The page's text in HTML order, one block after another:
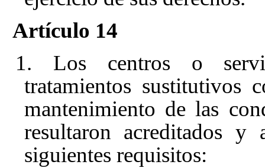
Artículo 14
1. Los centros o
tratamientos sustitutivos
mantenimiento de las
resultaron acreditados
siguientes requisitos: